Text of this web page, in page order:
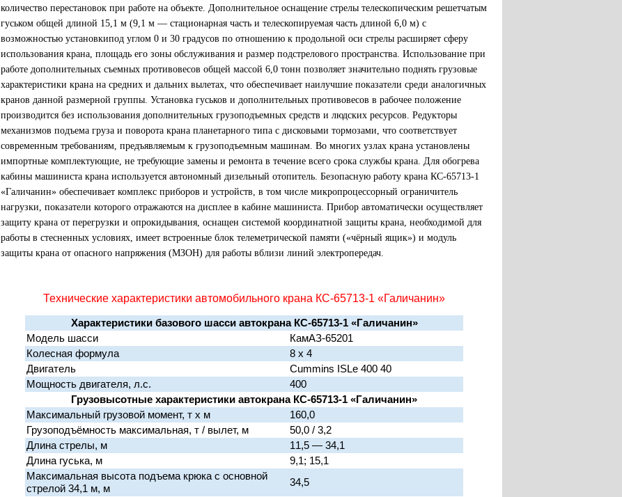
количество перестановок при работе на объекте. Дополнительное оснащение стрелы телескопическим решетчатым
гуськом общей длиной 15,1 м (9,1 м — стационарная часть и телескопируемая часть длиной 6,0 м) с
возможностью установкипод углом 0 и 30 градусов по отношению к продольной оси стрелы расширяет сферу
использования крана, площадь его зоны обслуживания и размер подстрелового пространства. Использование при
работе дополнительных съемных противовесов общей массой 6,0 тонн позволяет значительно поднять грузовые
характеристики крана на средних и дальних вылетах, что обеспечивает наилучшие показатели среди аналогичных
кранов данной размерной группы. Установка гуськов и дополнительных противовесов в рабочее положение
производится без использования дополнительных грузоподъемных средств и людских ресурсов. Редукторы
механизмов подъема груза и поворота крана планетарного типа с дисковыми тормозами, что соответствует
современным требованиям, предъявляемым к грузоподъемным машинам. Во многих узлах крана установлены
импортные комплектующие, не требующие замены и ремонта в течение всего срока службы крана. Для обогрева
кабины машиниста крана используется автономный дизельный отопитель. Безопасную работу крана КС-65713-1
«Галичанин» обеспечивает комплекс приборов и устройств, в том числе микропроцессорный ограничитель
нагрузки, показатели которого отражаются на дисплее в кабине машиниста. Прибор автоматически осуществляет
защиту крана от перегрузки и опрокидывания, оснащен системой координатной защиты крана, необходимой для
работы в стесненных условиях, имеет встроенные блок телеметрической памяти («чёрный ящик») и модуль
защиты крана от опасного напряжения (МЗОН) для работы вблизи линий электропередач.
Технические характеристики автомобильного крана КС-65713-1 «Галичанин»
Характеристики базового шасси автокрана КС-65713-1 «Галичанин»
Модель шасси
КамАЗ-65201
Колесная формула
8 х 4
Двигатель
Cummins ISLe 400 40
Мощность двигателя, л.с.
400
Грузовысотные характеристики автокрана КС-65713-1 «Галичанин»
Максимальный грузовой момент, т х м
160,0
Грузоподъёмность максимальная, т / вылет, м
50,0 / 3,2
Длина стрелы, м
11,5 — 34,1
Длина гуська, м
9,1; 15,1
Максимальная высота подъема крюка с основной
стрелой 34,1 м, м
34,5